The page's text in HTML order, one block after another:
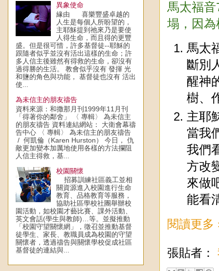
馬太福
塌，因
馬太
斷別
醒神
樹、
主耶
當我
我們
方改
來做
能看
閱讀更多
張貼者：
異象使命
緣由 喜樂豐盛卓越的
人生是每個人所盼望的，
主耶穌提到祂來乃是要使
人得生命，而且得的更豐
盛。但是很可惜，許多基督徒--耶穌的
跟隨者似乎並沒有活出這樣的生命；許
多人信主後雖然有得救的生命，卻沒有
過得勝的生活。 教會似乎沒有 發揮 光
和鹽的角色與功能， 基督徒也沒有 活出
使...
為未信主的朋友禱告
資料來源：和撒那月刊1999年11月刊
「得著你的鄰舍」 〈 專輯〉 為未信主
的朋友禱告 資料連結網站： 大衛會幕禱
告中心 〈 專輯〉 為未信主的朋友禱告
/ 何凱倫（Karen Hurston） 今日， 仇
敵更加變本加厲地使用各樣的方法攔阻
人信主得救，基...
校園關懷
招募訓練社區義工並相
關資源進入校園進行生命
教育、品格教育等服務，
協助社區學校社團舉辦校
園活動，如校園才藝比賽、課外活動、
英文會話(學生與教師)…等。並擬推動
「校園守望關懷網」，徵召並推動基督
徒學生、家長、教職員成為校園的守望
關懷者，透過禱告與關懷學校促成社區
基督徒的連結與...